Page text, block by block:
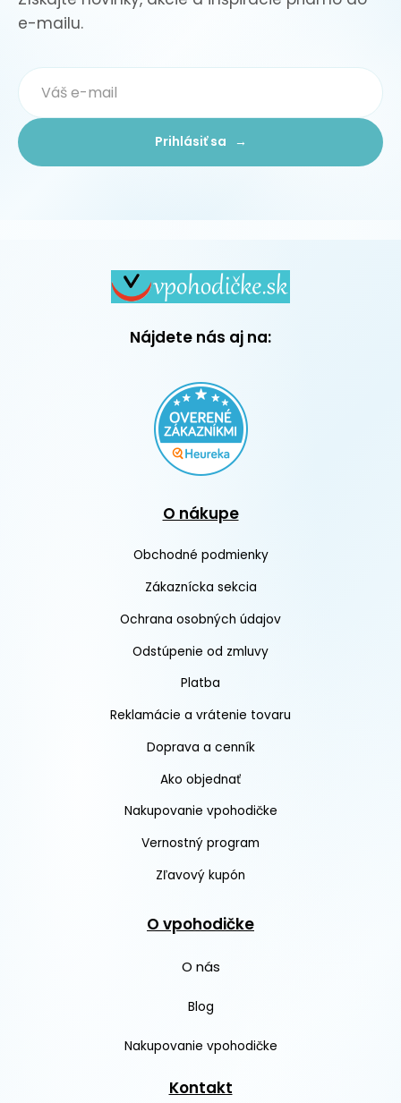
e-mailu.
Prihlásiť sa →
Nájdete nás aj na:
O nákupe
Obchodné podmienky
Zákaznícka sekcia
Ochrana osobných údajov
Odstúpenie od zmluvy
Platba
Reklamácie a vrátenie tovaru
Doprava a cenník
Ako objednať
Nakupovanie vpohodičke
Vernostný program
Zľavový kupón
O vpohodičke
O nás
Blog
Nakupovanie vpohodičke
Kontakt